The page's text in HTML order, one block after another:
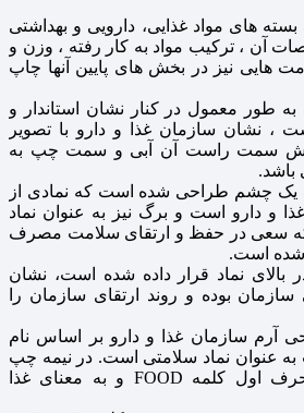
بسته های مواد غذایی، دارویی و بهداشتی
آن ، ترکیب مواد به کار رفته ، وزن و
هایی نیز در بخش های پایین آنها چاپ
طور معمول در کنار نشان استاندار و
، نشان سازمان غذا و دارو با تصویر
سمت راست آن آبی و سمت چپ به
چشم طراحی شده است که نمادی از
و دارو است و برگ نیز به عنوان نماد
سعی در حفظ و ارتقای سلامت مصرف
شده است.
نماد قرار داده شده است، نشان
بوده و روند ارتقای سازمان را
آرم سازمان غذا و دارو بر اساس نام
به عنوان نماد سلامتی است. در نیمه چپ
آرم از حرف F لاتین، حرف اول کلمه FOOD و به معنای غذا